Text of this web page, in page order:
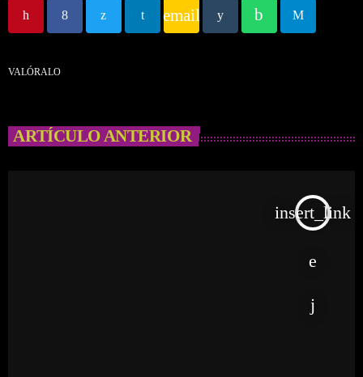
email
VALÓRALO
ARTÍCULO ANTERIOR
insert_link